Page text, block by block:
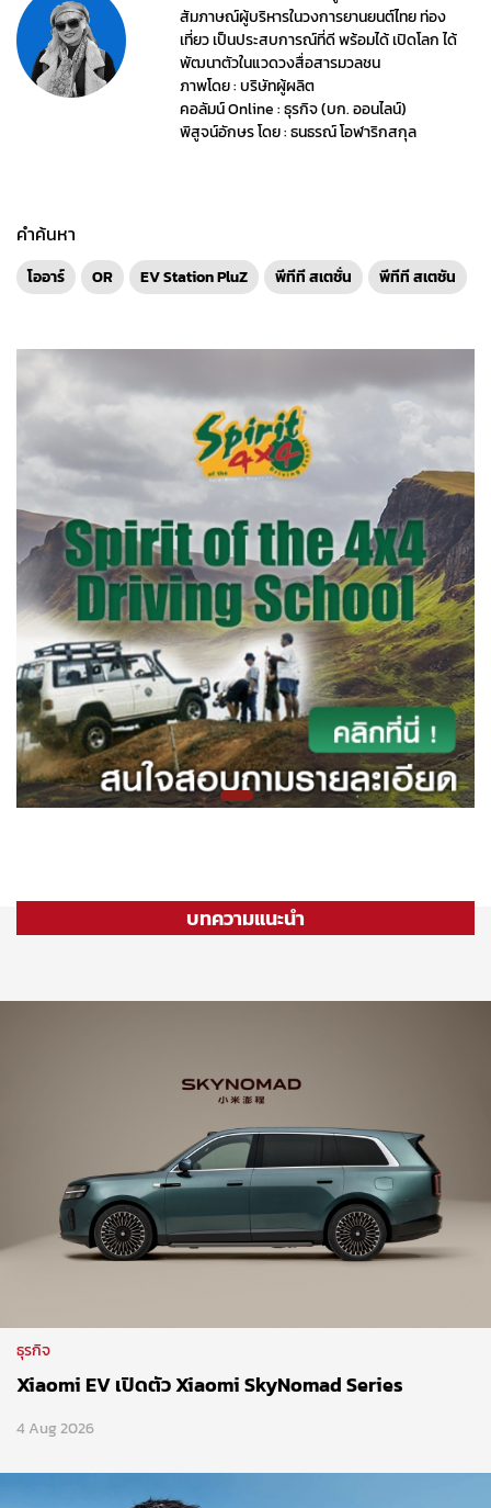
สัมภาษณ์ผู้บริหารในวงการยานยนต์ไทย ท่อง
เที่ยว เป็นประสบการณ์ที่ดี พร้อมได้ เปิดโลก ได้
พัฒนาตัวในแวดวงสื่อสารมวลชน
ภาพโดย : บริษัทผู้ผลิต
คอลัมน์ Online : ธุรกิจ (บก. ออนไลน์)
พิสูจน์อักษร โดย : ธนธรณ์ โอฬาริกสกุล
คำค้นหา
โออาร์ OR EV Station PluZ พีทีที สเตชั่น พีทีที สเตชัน
บทความแนะนำ
ธุรกิจ
Xiaomi EV เปิดตัว Xiaomi SkyNomad Series
4 Aug 2026